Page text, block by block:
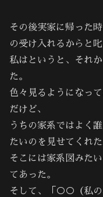
その後実家に帰った
の受け入れるからと叱
私はというと、それ
た。
色々見るようになっ
だけど､
うちの家系ではよく
たいのを見せてくれた
そこには家系図みた
てあった。
そして、「○○（私の